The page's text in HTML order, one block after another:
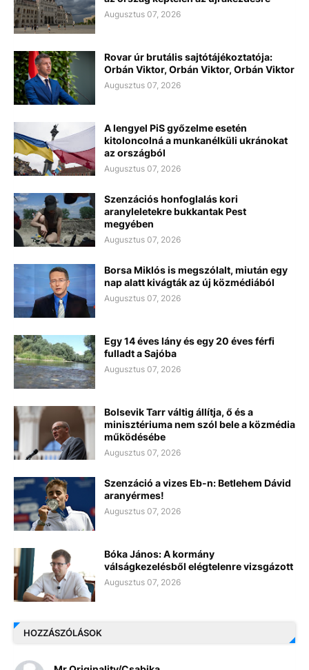
Augusztus 07, 2026
Rovar úr brutális sajtótájékoztatója:
Orbán Viktor, Orbán Viktor, Orbán Viktor
Augusztus 07, 2026
A lengyel PiS győzelme esetén
kitoloncolná a munkanélküli ukránokat
az országból
Augusztus 07, 2026
Szenzációs honfoglalás kori
aranyleletekre bukkantak Pest
megyében
Augusztus 07, 2026
Borsa Miklós is megszólalt, miután egy
nap alatt kivágták az új közmédiából
Augusztus 07, 2026
Egy 14 éves lány és egy 20 éves férfi
fulladt a Sajóba
Augusztus 07, 2026
Bolsevik Tarr váltig állítja, ő és a
minisztériuma nem szól bele a közmédia
működésébe
Augusztus 07, 2026
Szenzáció a vizes Eb-n: Betlehem Dávid
aranyérmes!
Augusztus 07, 2026
Bóka János: A kormány
válságkezelésből elégtelenre vizsgázott
Augusztus 07, 2026
HOZZÁSZÓLÁSOK